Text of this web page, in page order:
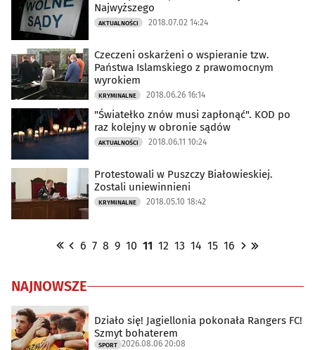
Najwyższego
AKTUALNOŚCI 2018.07.02 14:24
Czeczeni oskarżeni o wspieranie tzw.
Państwa Islamskiego z prawomocnym
wyrokiem
KRYMINALNE 2018.06.26 16:14
"Światełko znów musi zapłonąć". KOD po
raz kolejny w obronie sądów
AKTUALNOŚCI 2018.06.11 10:24
Protestowali w Puszczy Białowieskiej.
Zostali uniewinnieni
KRYMINALNE 2018.05.10 18:42
6 7 8 9 10 11 12 13 14 15 16
NAJNOWSZE
Działo się! Jagiellonia pokonała Rangers FC!
Szmyt bohaterem
SPORT 2026.08.06 20:08